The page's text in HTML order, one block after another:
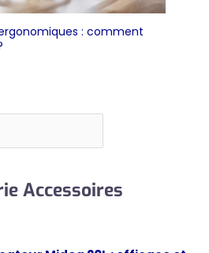
: comment
Accessoires